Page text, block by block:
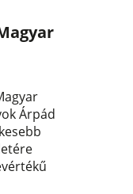
Árpád